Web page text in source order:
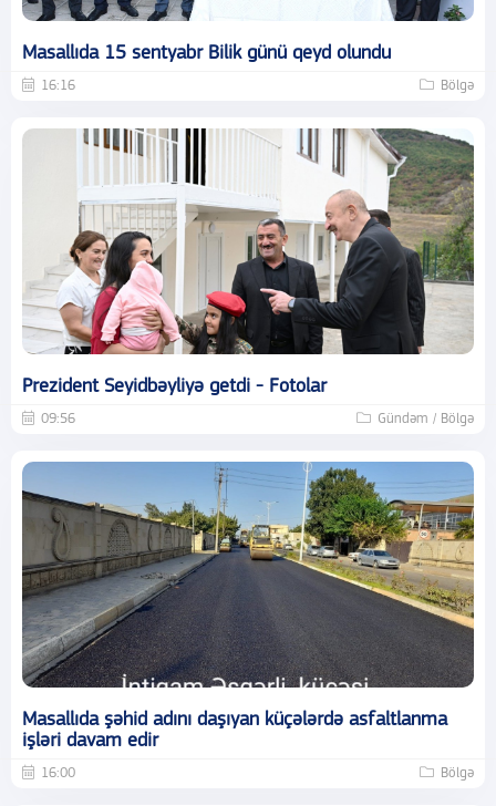
Masallıda 15 sentyabr Bilik günü qeyd olundu
16:16 Bölgə
Prezident Seyidbəyliyə getdi - Fotolar
09:56 Gündəm / Bölgə
Masallıda şəhid adını daşıyan küçələrdə asfaltlanma
işləri davam edir
16:00 Bölgə